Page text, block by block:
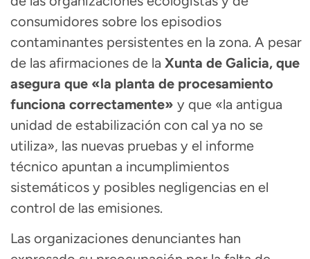
consumidores sobre los episodios
contaminantes persistentes en la zona. A pesar
de las afirmaciones de la Xunta de Galicia, que
asegura que «la planta de procesamiento
funciona correctamente» y que «la antigua
unidad de estabilización con cal ya no se
utiliza», las nuevas pruebas y el informe
técnico apuntan a incumplimientos
sistemáticos y posibles negligencias en el
control de las emisiones.
Las organizaciones denunciantes han